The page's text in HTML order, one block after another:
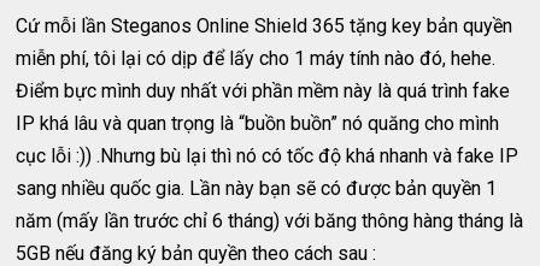
Cứ mỗi lần Steganos Online Shield 365 tặng key bản quyền
miễn phí, tôi lại có dịp để lấy cho 1 máy tính nào đó, hehe.
Điểm bực mình duy nhất với phần mềm này là quá trình fake
IP khá lâu và quan trọng là “buồn buồn” nó quăng cho mình
cục lỗi :)) .Nhưng bù lại thì nó có tốc độ khá nhanh và fake IP
sang nhiều quốc gia. Lần này bạn sẽ có được bản quyền 1
năm (mấy lần trước chỉ 6 tháng) với băng thông hàng tháng là
5GB nếu đăng ký bản quyền theo cách sau :